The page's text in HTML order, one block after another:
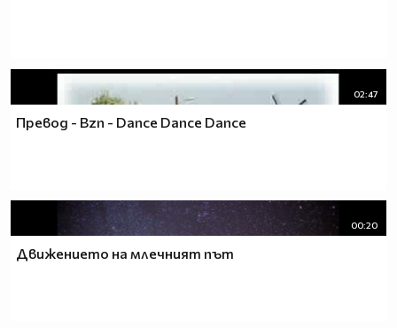
02:47
Превод - Bzn - Dance Dance Dance
00:20
Движението на млечният път